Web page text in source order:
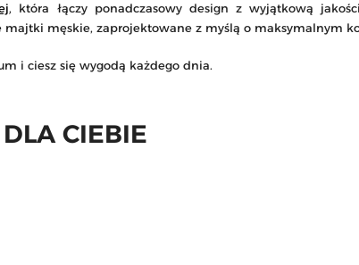
, która łączy ponadczasowy design z wyjątkową
męskie, zaprojektowane z myślą o maksymalnym
i ciesz się wygodą każdego dnia.
CIEBIE